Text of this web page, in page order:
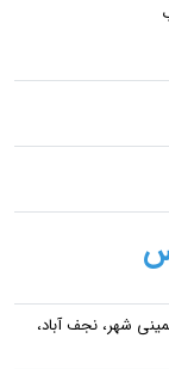
شهر، نجف آباد،